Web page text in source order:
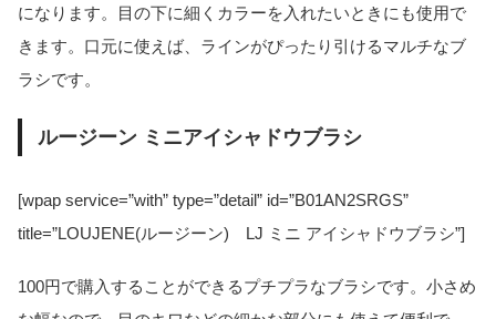
になります。目の下に細くカラーを入れたいときにも使用で
きます。口元に使えば、ラインがぴったり引けるマルチなブ
ラシです。
ルージーン ミニアイシャドウブラシ
[wpap service=”with” type=”detail” id=”B01AN2SRGS”
title=”LOUJENE(ルージーン) LJ ミニ アイシャドウブラシ”]
100円で購入することができるプチプラなブラシです。小さめ